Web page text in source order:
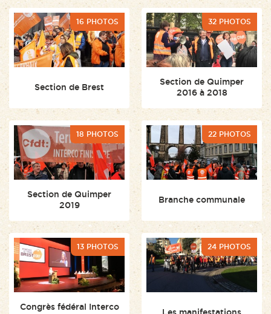
16 PHOTOS
Section de Brest
32 PHOTOS
Section de Quimper
2016 à 2018
18 PHOTOS
Section de Quimper
2019
22 PHOTOS
Branche communale
13 PHOTOS
Congrès fédéral Interco
24 PHOTOS